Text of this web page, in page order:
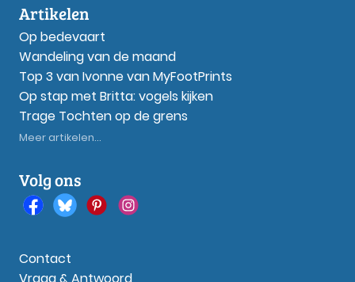
Artikelen
Op bedevaart
Wandeling van de maand
Top 3 van Ivonne van MyFootPrints
Op stap met Britta: vogels kijken
Trage Tochten op de grens
Meer artikelen...
Volg ons
Contact
Vraag & Antwoord